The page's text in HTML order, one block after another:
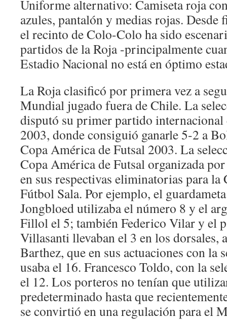
Uniforme alternativo: Camiseta roja
azules, pantalón y medias rojas. Desde
el recinto de Colo-Colo ha sido
partidos de la Roja -principalmente
Estadio Nacional no está en óptimo
La Roja clasificó por primera vez a
Mundial jugado fuera de Chile. La
disputó su primer partido internacional
2003, donde consiguió ganarle 5-2 a
Copa América de Futsal 2003. La
Copa América de Futsal organizada
en sus respectivas eliminatorias para
Fútbol Sala. Por ejemplo, el
Jongbloed utilizaba el número 8 y el
Fillol el 5; también Federico Vilar y el
Villasanti llevaban el 3 en los dorsales,
Barthez, que en sus actuaciones con la
usaba el 16. Francesco Toldo, con la
el 12. Los porteros no tenían que
predeterminado hasta que
se convirtió en una regulación para el